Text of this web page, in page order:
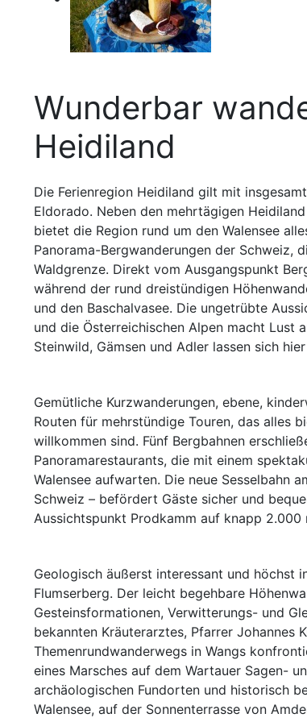
Wunderbar
Heidiland
Die Ferienregion Heidiland gilt mit
Eldorado. Neben den mehrtägigen
bietet die Region rund um den Walensee
Panorama-Bergwanderungen der Schweiz,
Waldgrenze. Direkt vom Ausgangspunkt
während der rund dreistündigen
und den Baschalvasee. Die ungetrübte
und die Österreichischen Alpen macht Lust
Steinwild, Gämsen und Adler lassen sich
Gemütliche Kurzwanderungen, ebene,
Routen für mehrstündige Touren, das alles
willkommen sind. Fünf Bergbahnen
Panoramarestaurants, die mit einem
Walensee aufwarten. Die neue Sesselbahn
Schweiz – befördert Gäste sicher und
Aussichtspunkt Prodkamm auf knapp 2.000
Geologisch äußerst interessant und höchst
Flumserberg. Der leicht begehbare
Gesteinsformationen, Verwitterungs- und
bekannten Kräuterarztes, Pfarrer Johannes
Themenrundwanderwegs in Wangs
eines Marsches auf dem Wartauer Sagen-
archäologischen Fundorten und historisch
Walensee, auf der Sonnenterrasse von